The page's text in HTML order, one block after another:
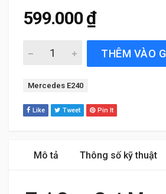
599.000₫
Gạt Mưa Xe Mercedes E240/
THÊM VÀO
Tag:
Mercedes E240
Like Tweet Pin It
Mô tả Thông số kỹ thuật